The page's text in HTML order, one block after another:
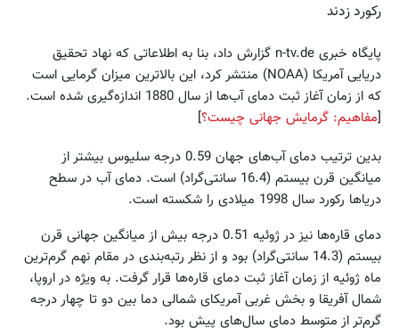
رکورد زدند
پایگاه خبری n-tv.de گزارش داد، بنا به اطلاعاتی که نهاد تحقیق
دریایی آمریکا (NOAA) منتشر کرد، این بالاترین میزان گرمایی است
که از زمان آغاز ثبت دمای آب‌ها از سال 1880 اندازه‌گیری شده است.
[مفاهیم: گرمایش جهانی چیست؟]
بدین ترتیب دمای آب‌های جهان 0.59 درجه سلیوس بیشتر از
میانگین قرن بیستم (16.4 سانتی‌گراد) است. دمای آب در سطح
دریاها رکورد سال 1998 میلادی را شکسته است.
دمای قاره‌ها نیز در ژوئیه 0.51 درجه بیش از میانگین جهانی قرن
بیستم (14.3 سانتی‌گراد) بود و از نظر رتبه‌بندی در مقام نهم گرم‌ترین
ماه ژوئیه از زمان آغاز ثبت دمای قاره‌ها قرار گرفت. به ویژه در اروپا،
شمال آفریقا و بخش غربی آمریکای شمالی دما بین دو تا چهار درجه
گرم‌تر از متوسط دمای سال‌های پیش بود.